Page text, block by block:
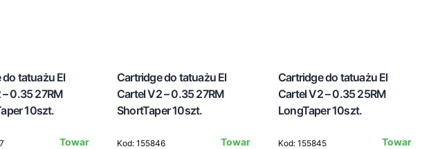
tatuażu El
0.35 27RM
10szt.
Towar
Cartridge do tatuażu El
Cartel V2 – 0.35 27RM
ShortTaper 10szt.
Kod: 155846
Towar
Cartridge do tatuażu El
Cartel V2 – 0.35 25RM
LongTaper 10szt.
Kod: 155845
Towar